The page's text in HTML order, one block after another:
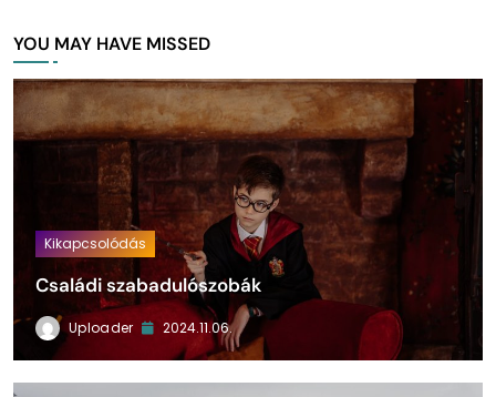
YOU MAY HAVE MISSED
Kikapcsolódás
Családi szabadulószobák
Uploader 2024.11.06.